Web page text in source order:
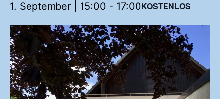
1. September | 15:00 - 17:00KOSTENLOS